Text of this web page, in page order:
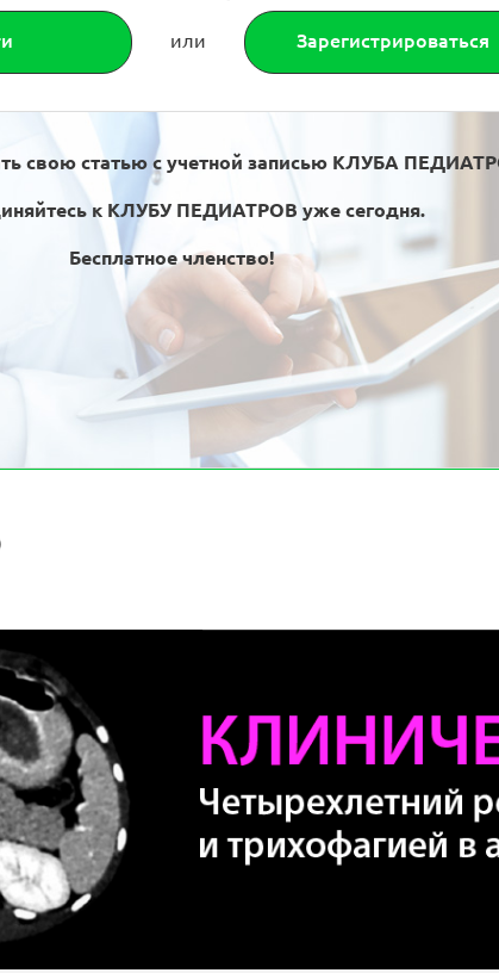
или Зарегистрироваться
свою статью с учетной записью КЛУБА
к КЛУБУ ПЕДИАТРОВ уже сегодня.
Бесплатное членство!